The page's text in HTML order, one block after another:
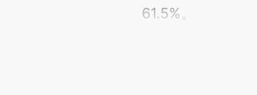
61.5%。